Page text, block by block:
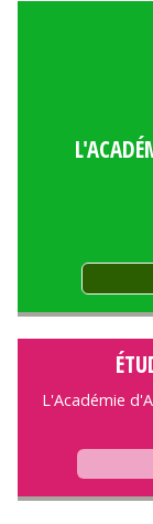
L'Académie